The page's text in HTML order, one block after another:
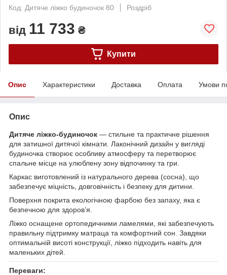
Код: Дитяче ліжко будиночок 80
Роздріб
від 11 733 ₴
Купити
Опис Характеристики Доставка Оплата Умови
Опис
Дитяче ліжко-будиночок — стильне та практичне рішення
для затишної дитячої кімнати. Лаконічний дизайн у вигляді
будиночка створює особливу атмосферу та перетворює
спальне місце на улюблену зону відпочинку та гри.
Каркас виготовлений із натурального дерева (сосна), що
забезпечує міцність, довговічність і безпеку для дитини.
Поверхня покрита екологічною фарбою без запаху, яка є
безпечною для здоров’я.
Ліжко оснащене ортопедичними ламелями, які забезпечують
правильну підтримку матраца та комфортний сон. Завдяки
оптимальній висоті конструкції, ліжко підходить навіть для
маленьких дітей.
Переваги: